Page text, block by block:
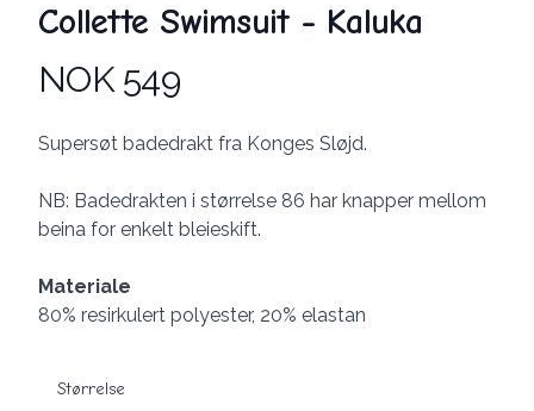
Collette Swimsuit - Kaluka
Produktdetaljer
NOK 549
Description
Supersøt badedrakt fra Konges Sløjd.
NB: Badedrakten i størrelse 86 har knapper mellom
beina for enkelt bleieskift.
Materiale
80% resirkulert polyester, 20% elastan
Størrelse